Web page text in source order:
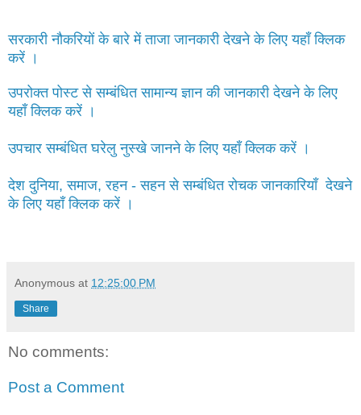
सरकारी नौकरियों के बारे में ताजा जानकारी देखने के लिए यहाँ क्लिक
करें ।
उपरोक्त पोस्ट से सम्बंधित सामान्य ज्ञान की जानकारी देखने के लिए
यहाँ क्लिक करें ।
उपचार सम्बंधित घरेलु नुस्खे जानने के लिए यहाँ क्लिक करें ।
देश दुनिया, समाज, रहन - सहन से सम्बंधित रोचक जानकारियाँ देखने
के लिए यहाँ क्लिक करें ।
Anonymous at 12:25:00 PM
Share
No comments:
Post a Comment